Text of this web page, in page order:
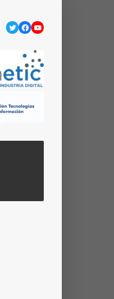
Twitter
Facebook
YouTube